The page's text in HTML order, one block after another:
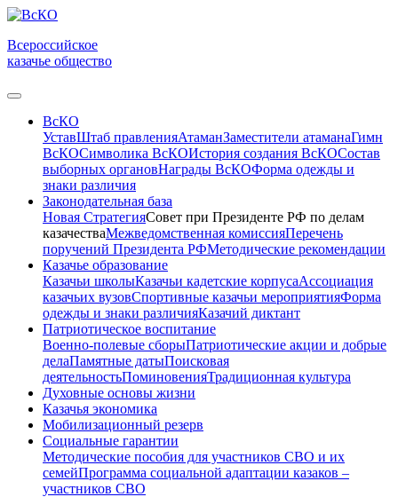
Всероссийское
казачье общество
ВсКО
УставШтаб правленияАтаманЗаместители атаманаГимн
ВсКОСимволика ВсКОИстория создания ВсКОСостав
выборных органовНаграды ВсКОФорма одежды и
знаки различия
Законодательная база
Новая СтратегияСовет при Президенте РФ по делам
казачестваМежведомственная комиссияПеречень
поручений Президента РФМетодические рекомендации
Казачье образование
Казачьи школыКазачьи кадетские корпусаАссоциация
казачьих вузовСпортивные казачьи мероприятияФорма
одежды и знаки различияКазачий диктант
Патриотическое воспитание
Военно-полевые сборыПатриотические акции и добрые
делаПамятные датыПоисковая
деятельностьПоминовенияТрадиционная культура
Духовные основы жизни
Казачья экономика
Мобилизационный резерв
Социальные гарантии
Методические пособия для участников СВО и их
семейПрограмма социальной адаптации казаков –
участников СВО